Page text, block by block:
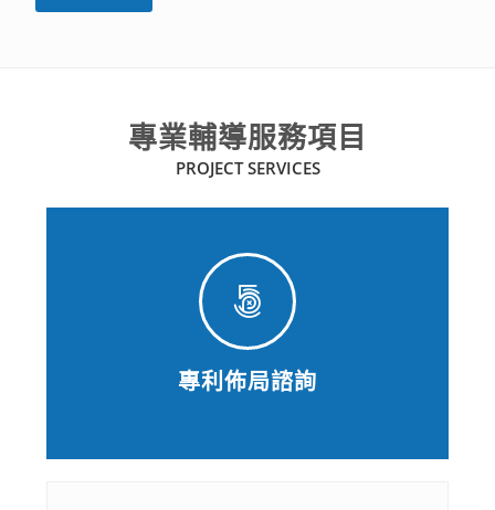
專業輔導服務項目
PROJECT SERVICES
專利佈局諮詢